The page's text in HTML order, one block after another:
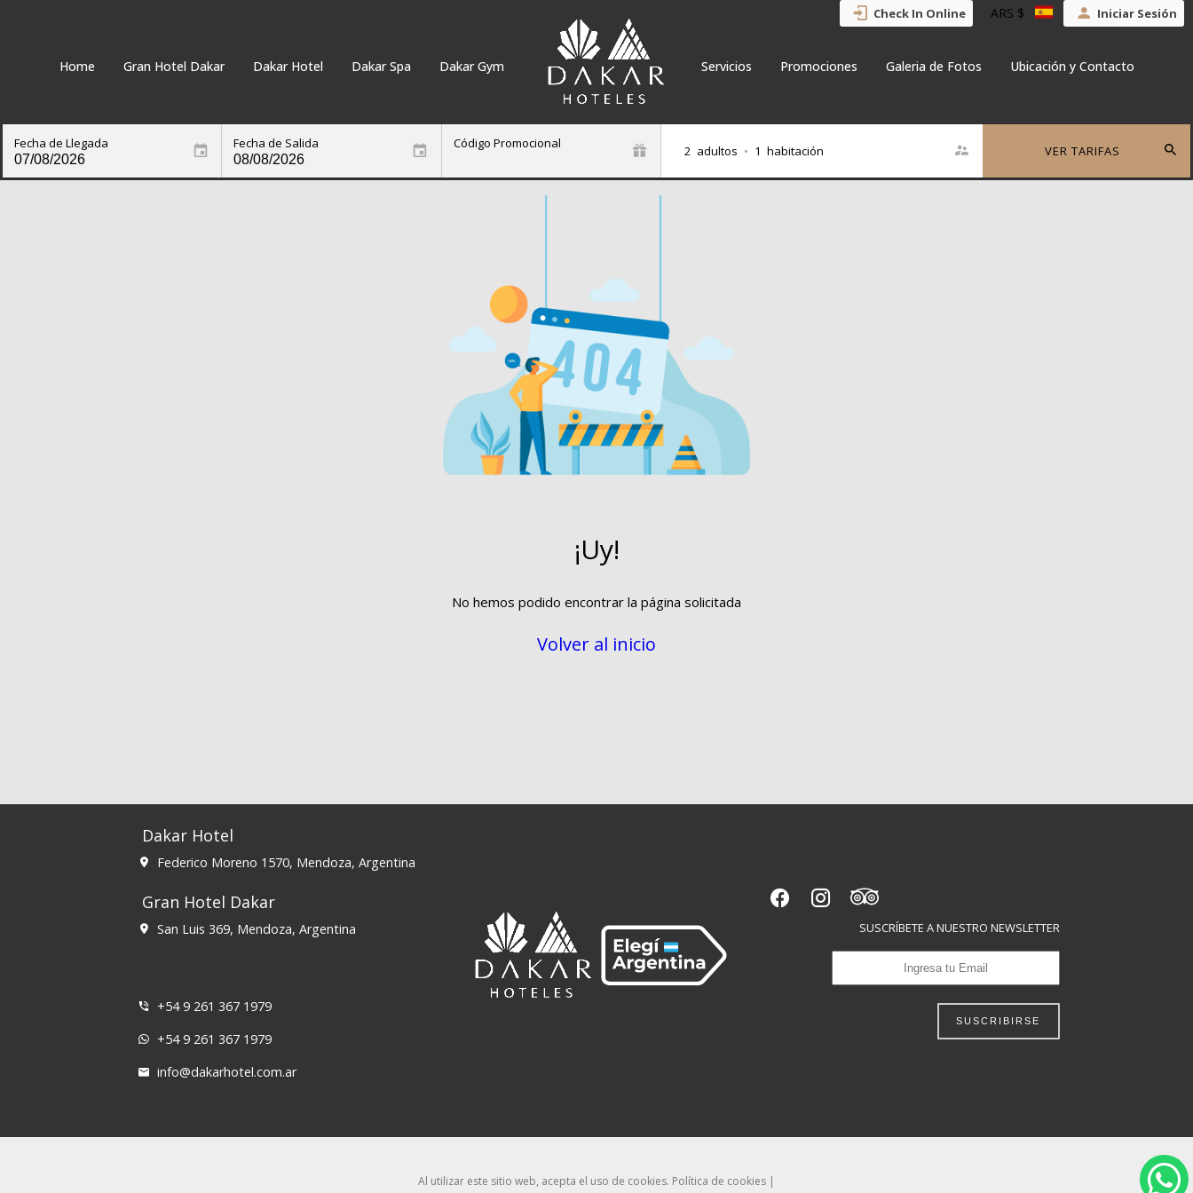
Check In Online ARS $ Iniciar Sesión
Home Gran Hotel Dakar Dakar Hotel Dakar Spa Dakar Gym Servicios Promociones Galeria de Fotos Ubicación y Contacto
Fecha de Llegada Fecha de Salida Código Promocional 2 adultos • 1 habitación VER TARIFAS
¡Uy!
No hemos podido encontrar la página solicitada
Volver al inicio
Dakar Hotel
Federico Moreno 1570, Mendoza, Argentina
Gran Hotel Dakar
San Luis 369, Mendoza, Argentina
+54 9 261 367 1979
+54 9 261 367 1979
info@dakarhotel.com.ar
SUSCRÍBETE A NUESTRO NEWSLETTER
SUSCRIBIRSE
Al utilizar este sitio web, acepta el uso de cookies. Política de cookies |